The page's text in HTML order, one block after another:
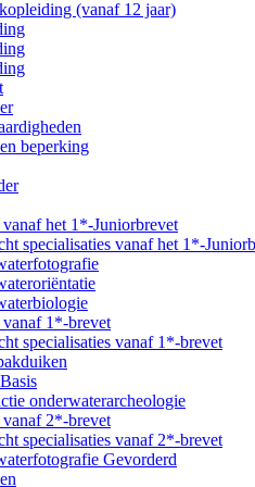
(vanaf 12 jaar)
beperking
vanaf het 1*-Juniorbrevet
specialisaties vanaf het 1*-
vanaf 1*-brevet
specialisaties vanaf 1*-brevet
onderwaterarcheologie
vanaf 2*-brevet
specialisaties vanaf 2*-brevet
Gevorderd